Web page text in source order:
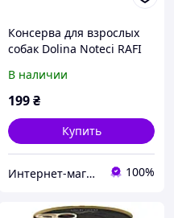
Консерва для взрослых
собак Dolina Noteci RAFI
и клюква, 800 г
В наличии
199₴
Купить
Интернет-магазин зоотоваров CatPaws 100%